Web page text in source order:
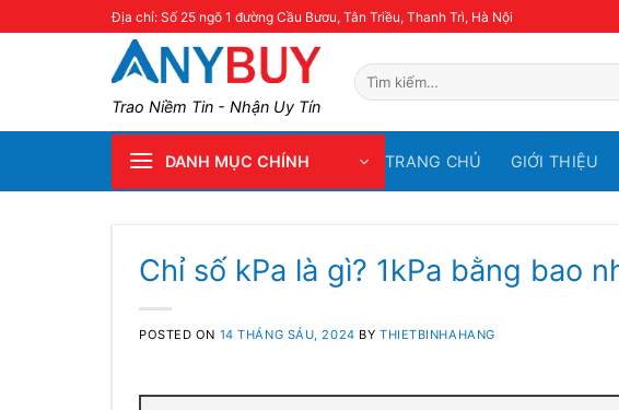
Địa chỉ: Số 25 ngõ 1 đường Cầu Bươu, Tân Triều, Thanh Trì, Hà Nội
Trao Niềm Tin - Nhận Uy Tín
Tìm
kiếm:
DANH MỤC CHÍNH TRANG CHỦ GIỚI THIỆU
Chỉ số kPa là gì? 1kPa bằng bao
POSTED ON 14 THÁNG SÁU, 2024 BY THIETBINHAHANG